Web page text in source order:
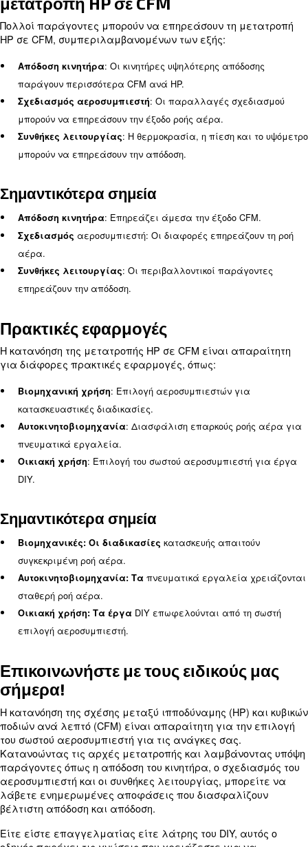
κατευθυντήρια οδηγία είναι ότι 1 HP μπορεί να
περίπου 4 CFM στα 90 PSI. Ωστόσο, αυτό μπορεί
ανάλογα με το συγκεκριμένο μοντέλο
αποδοτικότητά του.
Σημαντικότερα σημεία
Γενική οδηγία: 1 HP ≈ 4 CFM στα 90 PSI.
Συντελεστής αποδοτικότητας
Μετατροπή CFM σε HP
Η μετατροπή από CFM σε HP απαιτεί κατανόηση
απαιτήσεων ροής αέρα και της ισχύος που
επίτευξη αυτού του ρυθμού ροής. Ο τύπος για τη
HP σε CFM.
Σημαντικότερα σημεία
Αντίστροφος υπολογισμός
αποδοτικότητας για να προσδιορίσετε την HP.
Παράδειγμα υπολογισμού
απαιτούν 5 HP.
Παράγοντες που επηρεάζουν
μετατροπή HP σε CFM
Πολλοί παράγοντες μπορούν να επηρεάσουν τη
HP σε CFM, συμπεριλαμβανομένων των εξής:
Απόδοση κινητήρα : Οι κινητήρες υψηλότερης
Σχεδιασμός αεροσυμπιεστή: Οι παραλλαγές
μπορούν να επηρεάσουν την έξοδο ροής αέρα.
Συνθήκες λειτουργίας: Η θερμοκρασία, η πίεση
μπορούν να επηρεάσουν την απόδοση.
Σημαντικότερα σημεία
Απόδοση κινητήρα: Επηρεάζει άμεσα την έξοδο
Σχεδιασμόςαεροσυμπιεστή: Οι διαφορές